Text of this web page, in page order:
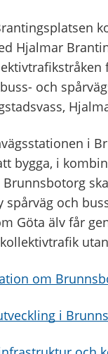
Hjalmar
och
i
bygga, i
spårväg och
Göta älv får
om
i